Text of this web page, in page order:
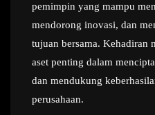
pemimpin yang mampu
mendorong inovasi, dan
tujuan bersama. Kehadiran
aset penting dalam
dan mendukung
perusahaan.